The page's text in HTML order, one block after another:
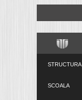
STRUCTURA
SCOALA